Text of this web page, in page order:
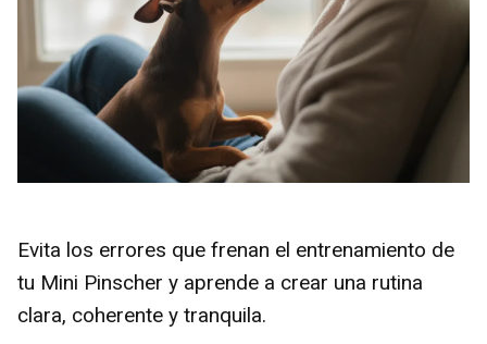
Evita los errores que frenan el entrenamiento de
tu Mini Pinscher y aprende a crear una rutina
clara, coherente y tranquila.